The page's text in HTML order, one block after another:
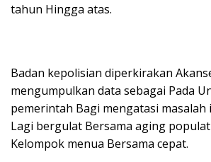
tahun Hingga atas.
Badan kepolisian diperkirakan
mengumpulkan data sebagai Pada
pemerintah Bagi mengatasi masalah
Lagi bergulat Bersama aging
Kelompok menua Bersama cepat.